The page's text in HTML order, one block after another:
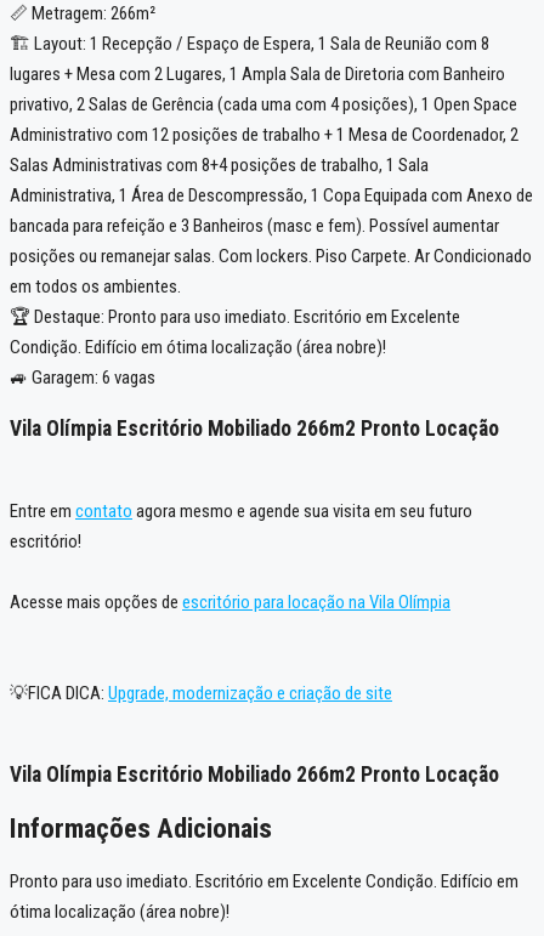
📏 Metragem: 266m²
🏗️ Layout: 1 Recepção / Espaço de Espera, 1 Sala de Reunião com 8
lugares + Mesa com 2 Lugares, 1 Ampla Sala de Diretoria com Banheiro
privativo, 2 Salas de Gerência (cada uma com 4 posições), 1 Open Space
Administrativo com 12 posições de trabalho + 1 Mesa de Coordenador, 2
Salas Administrativas com 8+4 posições de trabalho, 1 Sala
Administrativa, 1 Área de Descompressão, 1 Copa Equipada com Anexo de
bancada para refeição e 3 Banheiros (masc e fem). Possível aumentar
posições ou remanejar salas. Com lockers. Piso Carpete. Ar Condicionado
em todos os ambientes.
🏆 Destaque: Pronto para uso imediato. Escritório em Excelente
Condição. Edifício em ótima localização (área nobre)!
🚙 Garagem: 6 vagas
Vila Olímpia Escritório Mobiliado 266m2 Pronto Locação
Entre em contato agora mesmo e agende sua visita em seu futuro
escritório!
Acesse mais opções de escritório para locação na Vila Olímpia
💡FICA DICA: Upgrade, modernização e criação de site
Vila Olímpia Escritório Mobiliado 266m2 Pronto Locação
Informações Adicionais
Pronto para uso imediato. Escritório em Excelente Condição. Edifício em
ótima localização (área nobre)!